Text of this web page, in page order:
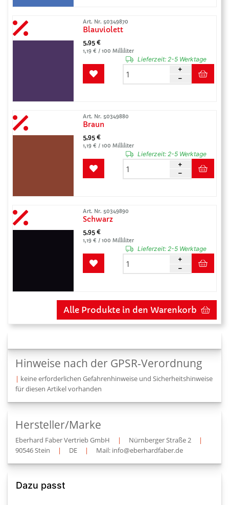
Art. Nr. 50349870
Blauviolett
5,95 €
1,19 € / 100 Milliliter
Lieferzeit:2-5 Werktage
Art. Nr. 50349880
Braun
5,95 €
1,19 € / 100 Milliliter
Lieferzeit:2-5 Werktage
Art. Nr. 50349890
Schwarz
5,95 €
1,19 € / 100 Milliliter
Lieferzeit:2-5 Werktage
Alle Produkte in den Warenkorb
Hinweise nach der GPSR-Verordnung
| keine erforderlichen Gefahrenhinweise und Sicherheitshinweise
für diesen Artikel vorhanden
Hersteller/Marke
Eberhard Faber Vertrieb GmbH | Nürnberger Straße 2
|
90546 Stein
| DE | Mail: info@eberhardfaber.de
Dazu passt